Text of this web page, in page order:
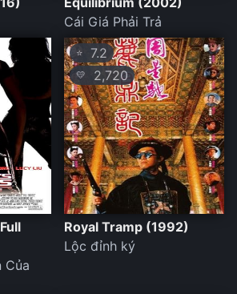
Cái Giá Phải Trả
Của
⭐ 7.2
💛 2,720
Royal Tramp (1992)
Lộc đỉnh ký